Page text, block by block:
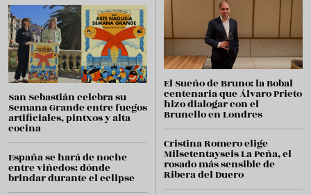
San Sebastián celebra su
Semana Grande entre fuegos
artificiales, pintxos y alta
cocina
España se hará de noche
entre viñedos: dónde
brindar durante el eclipse
El Sueño de Bruno: la Bobal
centenaria que Álvaro Prieto
hizo dialogar con el
Brunello en Londres
Cristina Romero elige
Milsetentayseis La Peña, el
rosado más sensible de
Ribera del Duero